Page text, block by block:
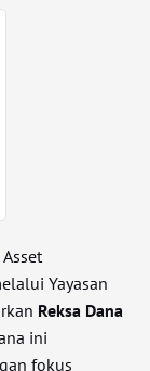
Yayasan
Reksa Dana
ini
fokus